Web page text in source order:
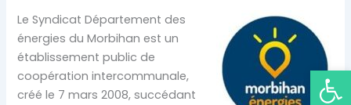
Ouvrir
Le Syndicat Département des
énergies du Morbihan est un
établissement public de
coopération intercommunale,
créé le 7 mars 2008, succédant